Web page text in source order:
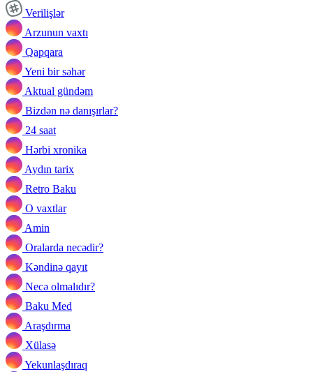
Verilişlər
Arzunun vaxtı
Qapqara
Yeni bir səhər
Aktual gündəm
Bizdən nə danışırlar?
24 saat
Hərbi xronika
Aydın tarix
Retro Baku
O vaxtlar
Amin
Oralarda necədir?
Kəndinə qayıt
Necə olmalıdır?
Baku Med
Araşdırma
Xülasə
Yekunlaşdıraq